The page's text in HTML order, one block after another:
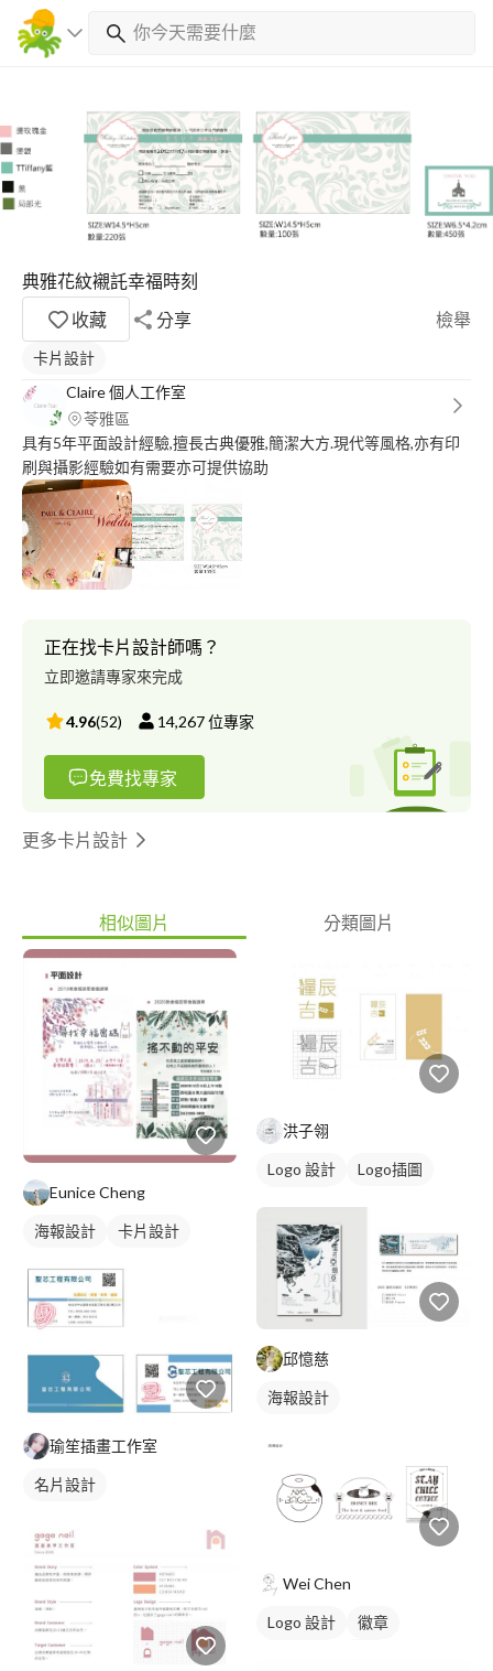
典雅花紋襯託幸福時刻
收藏
分享 檢舉
卡片設計
Claire 個人工作室
苓雅區
具有5年平面設計經驗,擅長古典優雅,簡潔大方.現代等風格,亦有印
刷與攝影經驗如有需要亦可提供協助
正在找卡片設計師嗎？
立即邀請專家來完成
4.96(52) 14,267位專家
免費找專家
更多卡片設計
相似圖片 分類圖片
Eunice Cheng
海報設計 卡片設計
瑜笙插畫工作室
名片設計
洪子翎
Logo 設計
Logo插圖
邱憶慈
海報設計
Wei Chen
Logo 設計
徽章